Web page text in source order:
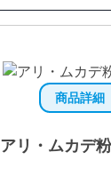
商品詳細
アリ・ムカデ